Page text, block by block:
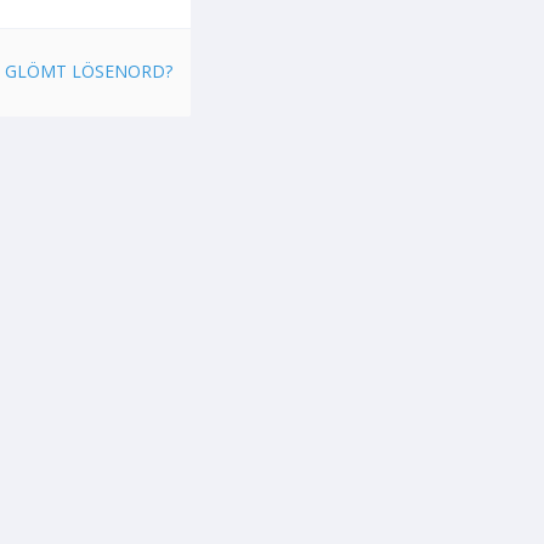
GLÖMT LÖSENORD?